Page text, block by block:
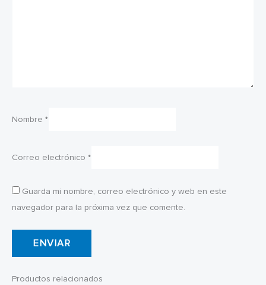
Nombre *
Correo electrónico *
Guarda mi nombre, correo electrónico y web en este
navegador para la próxima vez que comente.
Productos relacionados